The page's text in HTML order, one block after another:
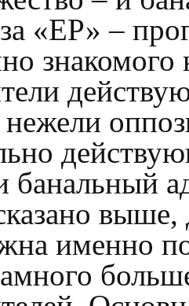
«ЕР» –
знакомого
банальный
именно